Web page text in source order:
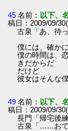
45 名前： 以下、
稿日：2009/09/
古泉「あ、待
僕には、確か
僕の時間は、
きだからだ
だけど
彼女はそんな
49 名前： 以下、
稿日：2009/09/
長門「帰宅後
古泉「……おて